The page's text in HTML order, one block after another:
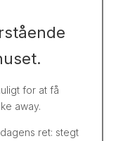
for at få
away.
ret: stegt